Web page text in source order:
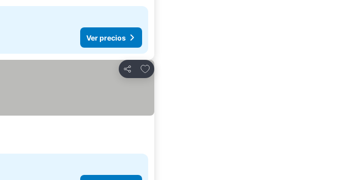
Ver precios
Compartir
Agregar a favoritos